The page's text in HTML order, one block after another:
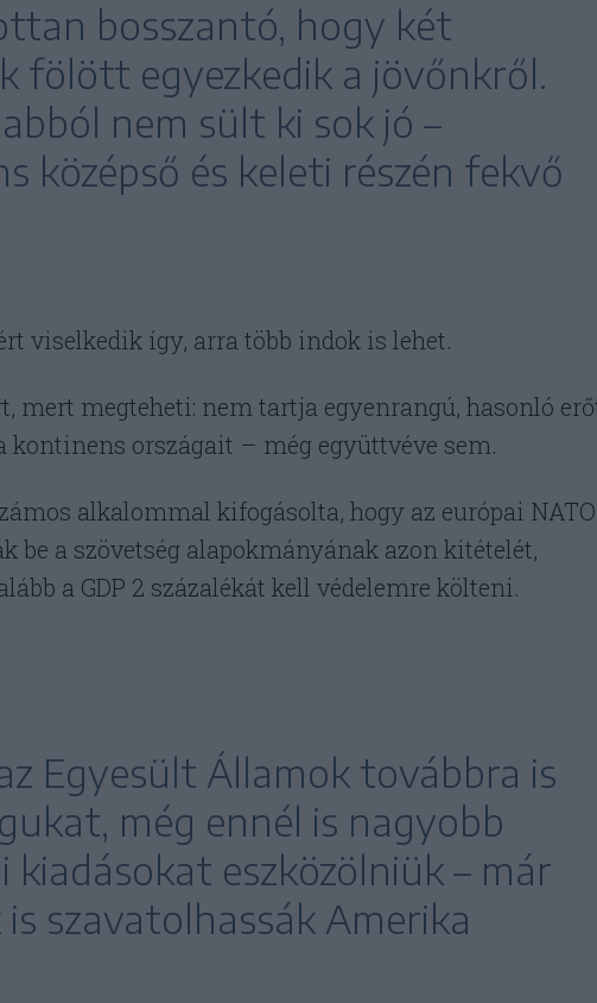
bosszantó, hogy két
fölött egyezkedik a jövőnkről.
nem sült ki sok jó –
középső és keleti részén fekvő
viselkedik így, arra több indok is lehet.
mert megteheti: nem tartja egyenrangú, hasonló
kontinens országait – még együttvéve sem.
alkalommal kifogásolta, hogy az európai
be a szövetség alapokmányának azon kitételét,
a GDP 2 százalékát kell védelemre költeni.
Egyesült Államok továbbra is
még ennél is nagyobb
eszközölniük – már
szavatolhassák Amerika